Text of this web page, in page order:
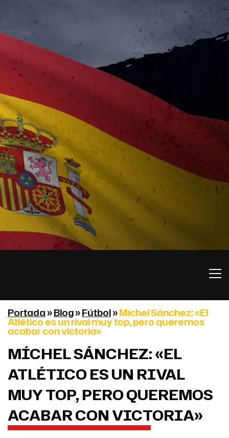
Portada»Blog»Fútbol»Míchel Sánchez: «El
Atlético es un rival muy top, pero queremos
acabar con victoria»
MÍCHEL SÁNCHEZ: «EL
ATLÉTICO ES UN RIVAL
MUY TOP, PERO QUEREMOS
ACABAR CON VICTORIA»